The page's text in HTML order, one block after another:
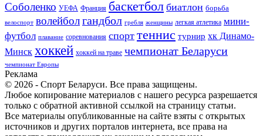
Соболенко УЕФА Франция баскетбол биатлон борьба
велоспорт волейболгандбол гребля женщины легкая атлетика мини-
футбол плавание соревнования спорт теннис турнир хк Динамо-
Минск хоккей хоккей на траве чемпионат Беларуси
чемпионат Европы
Реклама
© 2026 - Спорт Беларуси. Все права защищены.
Любое копирование материалов с нашего ресурса разрешается
только с обратной активной ссылкой на страницу статьи.
Все материалы опубликованные на сайте взяты с открытых
источников и других порталов интернета, все права на